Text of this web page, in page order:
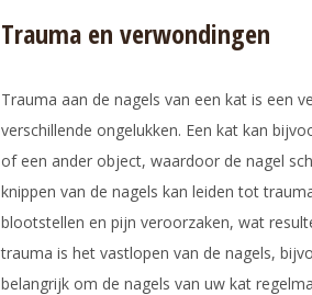
Trauma en verwondingen
Trauma aan de nagels van een kat is een
verschillende ongelukken. Een kat kan
of een ander object, waardoor de nagel
knippen van de nagels kan leiden tot
blootstellen en pijn veroorzaken, wat
trauma is het vastlopen van de nagels,
belangrijk om de nagels van uw kat